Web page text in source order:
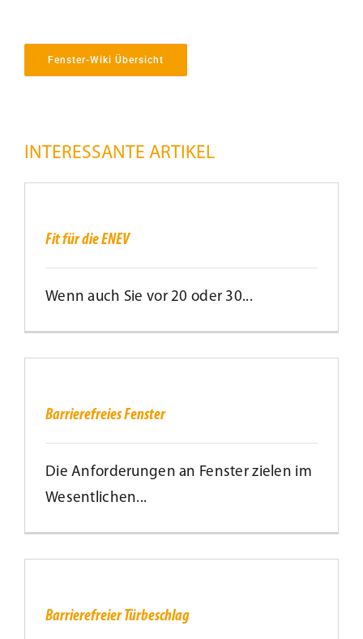
Fenster-Wiki Übersicht
INTERESSANTE ARTIKEL
ENEV
Fit für die ENEV
Wenn auch Sie vor 20 oder 30...
Barrierefreies Fenster
Die Anforderungen an Fenster zielen im
Wesentlichen...
Barrierefreier Türbeschlag